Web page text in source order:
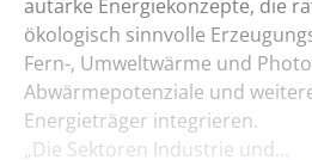
autarke Energiekonzepte, die
ökologisch sinnvolle
Fern-, Umweltwärme und
Abwärmepotenziale und
Energieträger integrieren.
„Die Sektoren Industrie und...